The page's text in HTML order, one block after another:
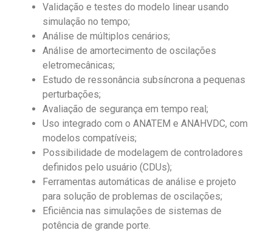
Validação e testes do modelo linear usando
simulação no tempo;
Análise de múltiplos cenários;
Análise de amortecimento de oscilações
eletromecânicas;
Estudo de ressonância subsíncrona a pequenas
perturbações;
Avaliação de segurança em tempo real;
Uso integrado com o ANATEM e ANAHVDC, com
modelos compatíveis;
Possibilidade de modelagem de controladores
definidos pelo usuário (CDUs);
Ferramentas automáticas de análise e projeto
para solução de problemas de oscilações;
Eficiência nas simulações de sistemas de
potência de grande porte.